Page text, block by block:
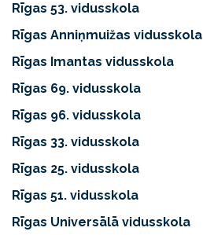
Rīgas 53. vidusskola
Rīgas Anniņmuižas vidusskola
Rīgas Imantas vidusskola
Rīgas 69. vidusskola
Rīgas 96. vidusskola
Rīgas 33. vidusskola
Rīgas 25. vidusskola
Rīgas 51. vidusskola
Rīgas Universālā vidusskola